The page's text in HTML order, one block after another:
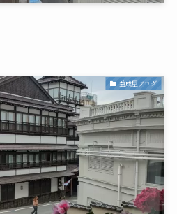
益成屋ブログ